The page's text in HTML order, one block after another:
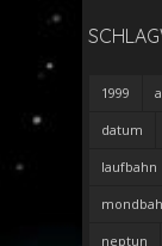
1999
datum
laufbahn
neptun